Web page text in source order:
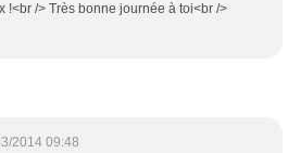
!<br /> Très bonne journée à toi<br />
2014 09:48